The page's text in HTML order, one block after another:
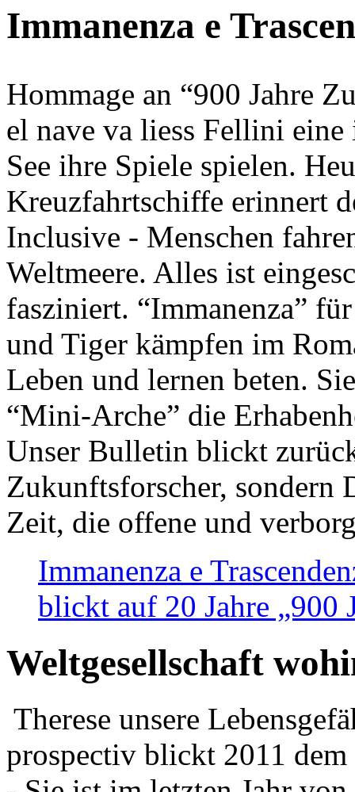
Immanenza e
Hommage an “900 Jahre
el nave va liess Fellini
See ihre Spiele spielen.
Kreuzfahrtschiffe erinnert
Inclusive - Menschen
Weltmeere. Alles ist
fasziniert. “Immanenza”
und Tiger kämpfen im
Leben und lernen beten.
“Mini-Arche” die
Unser Bulletin blickt
Zukunftsforscher, sondern
Zeit, die offene und
Immanenza e
blickt auf 20 Jahre „900
Weltgesellschaft
Therese unsere
prospectiv blickt 2011